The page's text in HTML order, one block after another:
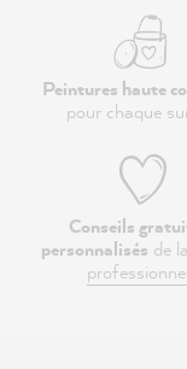
Peintures haute
pour chaque
Conseils
personnalisés de